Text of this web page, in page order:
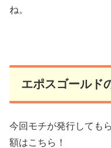
ね。
エポスゴールド
今回モチが発行しても
額はこちら！